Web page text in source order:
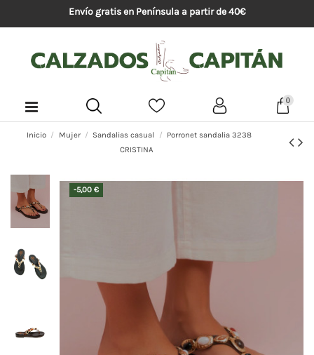
Envío gratis en Península a partir de 40€
0
Inicio Mujer Sandalias casual
Porronet sandalia 3238
CRISTINA
-5,00 €